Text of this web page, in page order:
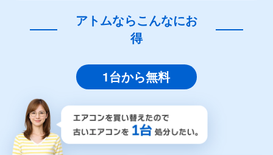
アトムならこんなにお
得
1台から無料